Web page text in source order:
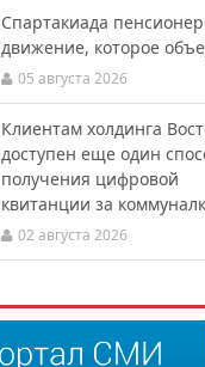
Спартакиада
движение, которое
05 августа 2026
Клиентам холдинга
доступен еще один
получения цифровой
квитанции за
02 августа 2026